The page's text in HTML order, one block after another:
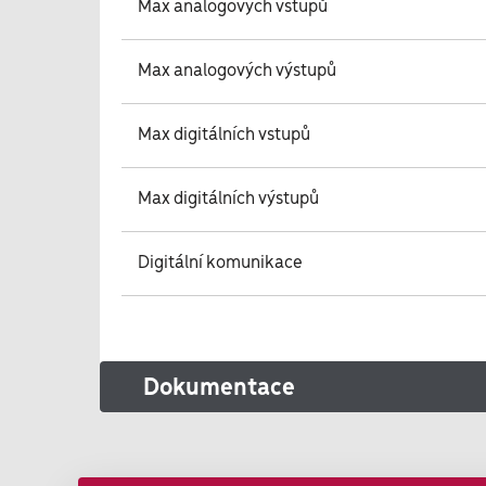
Max analogových vstupů
Max analogových výstupů
Max digitálních vstupů
Max digitálních výstupů
Digitální komunikace
Dokumentace